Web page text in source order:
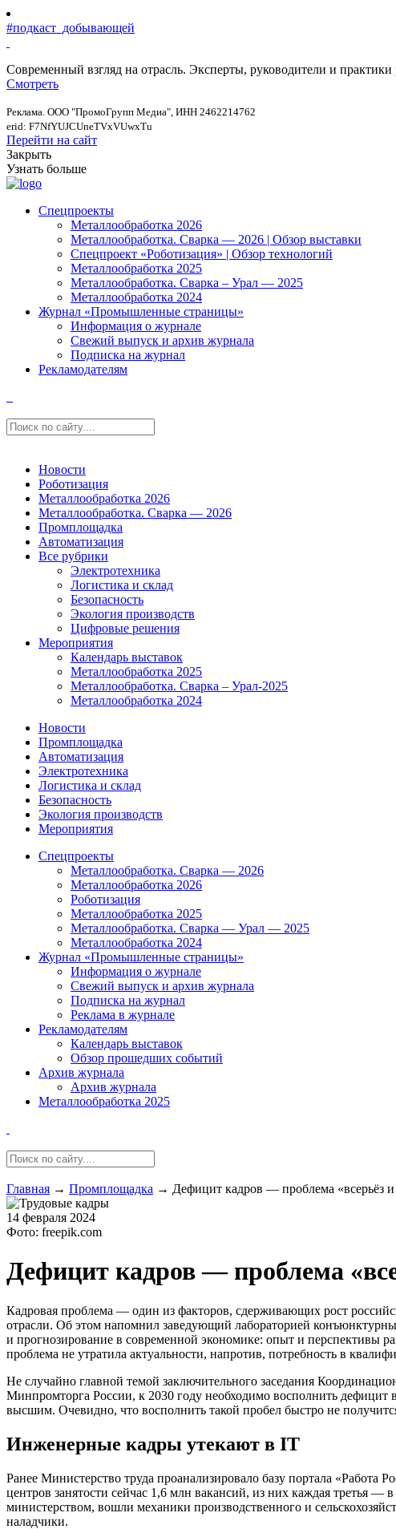
#подкаст_добывающей
Современный взгляд на отрасль. Эксперты, руководители и
Смотреть
Реклама. ООО "ПромоГрупп Медиа", ИНН 2462214762
erid: F7NfYUJCUneTVxVUwxTu
Перейти на сайт
Закрыть
Узнать больше
Спецпроекты
Металлообработка 2026
Металлообработка. Сварка — 2026 | Обзор выставки
Спецпроект «Роботизация» | Обзор технологий
Металлообработка 2025
Металлообработка. Сварка – Урал — 2025
Металлообработка 2024
Журнал «Промышленные страницы»
Информация о журнале
Свежий выпуск и архив журнала
Подписка на журнал
Рекламодателям
Новости
Роботизация
Металлообработка 2026
Металлообработка. Сварка — 2026
Промплощадка
Автоматизация
Все рубрики
Электротехника
Логистика и склад
Безопасность
Экология производств
Цифровые решения
Мероприятия
Календарь выставок
Металлообработка 2025
Металлообработка. Сварка – Урал-2025
Металлообработка 2024
Новости
Промплощадка
Автоматизация
Электротехника
Логистика и склад
Безопасность
Экология производств
Мероприятия
Спецпроекты
Металлообработка. Сварка — 2026
Металлообработка 2026
Роботизация
Металлообработка 2025
Металлообработка. Сварка — Урал — 2025
Металлообработка 2024
Журнал «Промышленные страницы»
Информация о журнале
Свежий выпуск и архив журнала
Подписка на журнал
Реклама в журнале
Рекламодателям
Календарь выставок
Обзор прошедших событий
Архив журнала
Архив журнала
Металлообработка 2025
Главная → Промплощадка → Дефицит кадров — проблема «всерьёз и
14 февраля 2024
Фото: freepik.com
Дефицит кадров — проблема
Кадровая проблема — один из факторов, сдерживающих рост
отрасли. Об этом напомнил заведующий лабораторией
и прогнозирование в современной экономике: опыт и перспективы
проблема не утратила актуальности, напротив, потребность в
Не случайно главной темой заключительного заседания
Минпромторга России, к 2030 году необходимо восполнить
высшим. Очевидно, что восполнить такой пробел быстро не
Инженерные кадры утекают в IT
Ранее Министерство труда проанализировало базу портала «Работа
центров занятости сейчас 1,6 млн вакансий, из них каждая третья
министерством, вошли механики производственного и
наладчики.